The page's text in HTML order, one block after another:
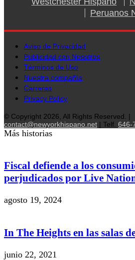
Peruanos
Aviso de Privacidad
Publicidad con Nosotros
Términos de Uso
Nuestra compañía
Carreras
Privacy Policy
© Copyright 2026, All Rights Reserved. |
contact@newyorkhispano.net | Telf. 646-
Más historias
Fiscal defiende a los
perjudicados por Live
agosto 19, 2024
In The Heights en las salas
junio 22, 2021